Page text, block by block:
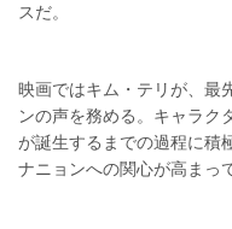
スだ。
映画ではキム・テリが、最
ンの声を務める。キャラク
が誕生するまでの過程に積
ナニョンへの関心が高まっ